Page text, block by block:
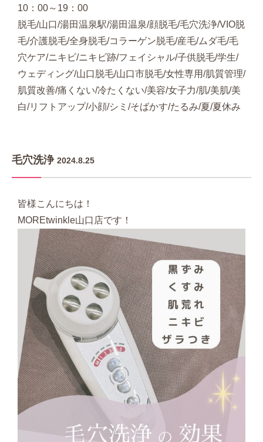
10：00～19：00
脱毛/山口/湯田温泉駅/湯田温泉/顔脱毛/毛穴洗浄/VIO脱
毛/介護脱毛/全身脱毛/コラーゲン脱毛/産毛/ムダ毛/毛
穴ケア/ニキビ/ニキビ跡/フェイシャル/子供脱毛/学生/
ウェディング/山口脱毛/山口市脱毛/女性専用/肌質管理/
肌質改善/痛くない/冷たくない/美容/女子力/肌/美肌/美
白/リフトアップ/小顔/シミ/そばかす/たるみ/夏/夏休み
毛穴洗浄 2024.8.25
皆様こんにちは！
MOREtwinkle山口店です！